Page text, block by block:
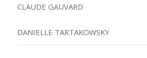
CLAUDE GAUVARD
DANIELLE TARTAKOWSKY